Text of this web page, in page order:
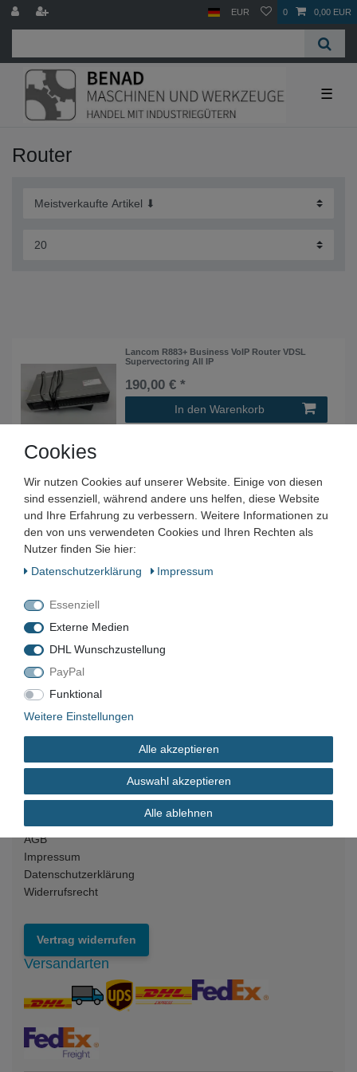
EUR 0 0,00 EUR
☰
Router
Lancom R883+ Business VoIP Router VDSL
Supervectoring All IP
190,00 € *
In den Warenkorb
Unternehmen
Maschinen und Werkzeuge Benad GmbH & Co. KG
Im Funkwerk 9
Deutschland
📞+49 3635 483304
✉️kontakt@benad24.de
Informationen
Kontakt
Zahlungsarten
AGB
Impressum
Datenschutzerklärung
Widerrufsrecht
Vertrag widerrufen
Versandarten
Cookies
Wir nutzen Cookies auf unserer Website. Einige von diesen
sind essenziell, während andere uns helfen, diese Website
und Ihre Erfahrung zu verbessern. Weitere Informationen zu
den von uns verwendeten Cookies und Ihren Rechten als
Nutzer finden Sie hier:
Daten­schutz­erklärung
Impressum
Essenziell
Externe Medien
DHL Wunschzustellung
PayPal
Funktional
Weitere Einstellungen
Alle akzeptieren
Auswahl akzeptieren
Alle ablehnen